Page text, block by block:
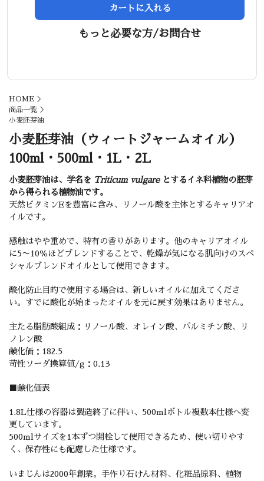
カートに入れる
もっと必要な方/お問合せ
HOME ＞
商品一覧 ＞
小麦胚芽油
小麦胚芽油（ウィートジャームオイル）
100ml・500ml・1L・2L
小麦胚芽油は、学名を Triticum vulgareとするイネ科植物の胚芽
から得られる植物油です。
天然ビタミンEを豊富に含み、リノール酸を主体とするキャリアオ
イルです。
感触はやや重めで、特有の香りがあります。他のキャリアオイル
に5〜10％ほどブレンドすることで、乾燥が気になる肌向けのスペ
シャルブレンドオイルとして使用できます。
酸化防止目的で使用する場合は、新しいオイルに加えてくださ
い。すでに酸化が始まったオイルを元に戻す効果はありません。
主たる脂肪酸組成：リノール酸、オレイン酸、パルミチン酸、リ
ノレン酸
鹸化価：182.5
苛性ソーダ換算値/g：0.13
■鹸化価表
1.8L仕様の容器は製造終了に伴い、500mlボトル複数本仕様へ変
更しています。
500mlサイズを1本ずつ開栓して使用できるため、使い切りやす
く、保存性にも配慮した仕様です。
いまじんは2000年創業。手作り石けん材料、化粧品原料、植物